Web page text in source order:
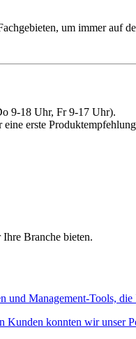
um immer auf
9-18 Uhr, Fr 9-17 Uhr).
erste
Branche bieten.
und Management-Tools,
Kunden konnten wir unser